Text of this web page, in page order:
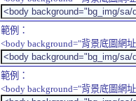
範例：
<body background="背景底圖網
範例：
<body background="背景底圖網